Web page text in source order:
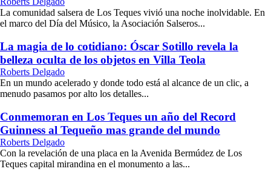
La comunidad salsera de Los Teques vivió una noche inolvidable. En
el marco del Día del Músico, la Asociación Salseros...
La magia de lo cotidiano: Óscar Sotillo revela la
belleza oculta de los objetos en Villa Teola
Roberts Delgado
En un mundo acelerado y donde todo está al alcance de un clic, a
menudo pasamos por alto los detalles...
Conmemoran en Los Teques un año del Record
Guinness al Tequeño mas grande del mundo
Roberts Delgado
Con la revelación de una placa en la Avenida Bermúdez de Los
Teques capital mirandina en el monumento a las...